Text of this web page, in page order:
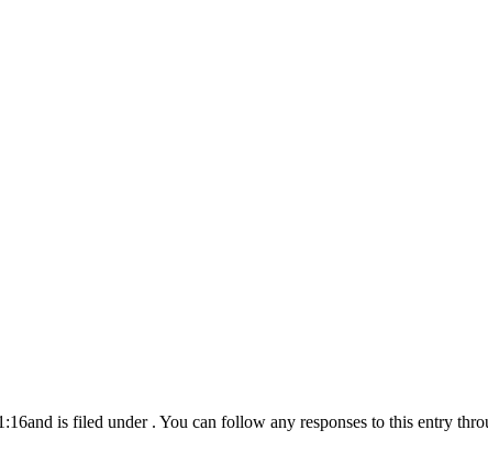
is filed under . You can follow any responses to this entry